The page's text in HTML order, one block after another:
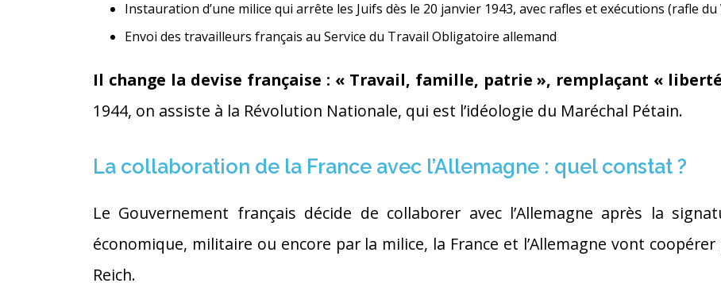
Instauration d’une milice qui arrête les Juifs dès le 20 janvier 1943, avec rafles et exécutions (rafle du
Envoi des travailleurs français au Service du Travail Obligatoire allemand
Il change la devise française : « Travail, famille, patrie », remplaçant «
1944, on assiste à la Révolution Nationale, qui est l’idéologie du Maréchal Pétain.
La collaboration de la France avec l’Allemagne : quel constat ?
Le Gouvernement français décide de collaborer avec l’Allemagne après la
économique, militaire ou encore par la milice, la France et l’Allemagne vont
Reich.